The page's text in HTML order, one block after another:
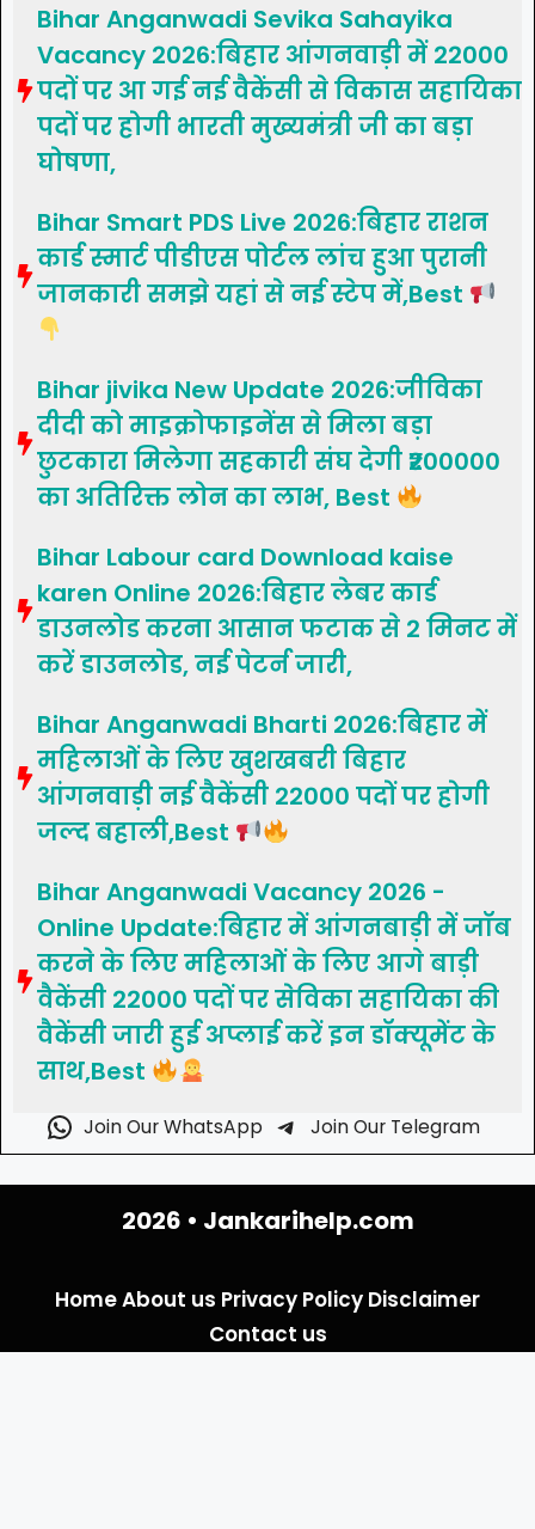
Bihar Anganwadi Sevika Sahayika
Vacancy 2026:बिहार आंगनवाड़ी में 22000
पदों पर आ गई नई वैकेंसी से विकास सहायिका
पदों पर होगी भारती मुख्यमंत्री जी का बड़ा
घोषणा,
Bihar Smart PDS Live 2026:बिहार राशन
कार्ड स्मार्ट पीडीएस पोर्टल लांच हुआ पुरानी
जानकारी समझे यहां से नई स्टेप में,Best
Bihar jivika New Update 2026:जीविका
दीदी को माइक्रोफाइनेंस से मिला बड़ा
छुटकारा मिलेगा सहकारी संघ देगी ₹200000
का अतिरिक्त लोन का लाभ, Best
Bihar Labour card Download kaise
karen Online 2026:बिहार लेबर कार्ड
डाउनलोड करना आसान फटाक से 2 मिनट में
करें डाउनलोड, नई पेटर्न जारी,
Bihar Anganwadi Bharti 2026:बिहार में
महिलाओं के लिए खुशखबरी बिहार
आंगनवाड़ी नई वैकेंसी 22000 पदों पर होगी
जल्द बहाली,Best
Bihar Anganwadi Vacancy 2026 -
Online Update:बिहार में आंगनबाड़ी में जॉब
करने के लिए महिलाओं के लिए आगे बाड़ी
वैकेंसी 22000 पदों पर सेविका सहायिका की
वैकेंसी जारी हुई अप्लाई करें इन डॉक्यूमेंट के
साथ,Best
Join Our WhatsApp Join Our Telegram
2026 • Jankarihelp.com
HomeAbout us Privacy Policy Disclaimer
Contact us